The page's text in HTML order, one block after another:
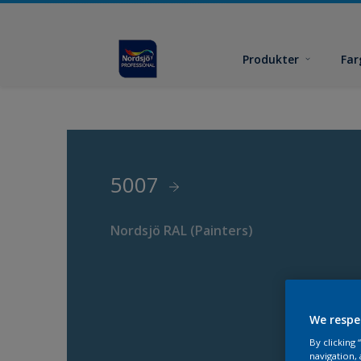
Produkter
5007
Nordsjö RAL (Painters)
We
By clicking
navigation,